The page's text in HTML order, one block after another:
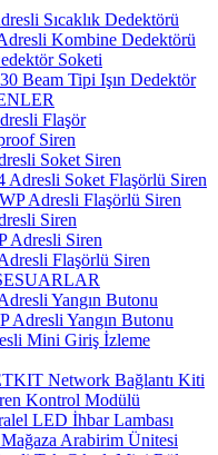
Sıcaklık Dedektörü
Kombine Dedektörü
Soketi
Beam Tipi Işın Dedektör
Flaşör
Siren
Soket Siren
Soket Flaşörlü Siren
Adresli Flaşörlü Siren
Siren
Adresli Siren
Flaşörlü Siren
Yangın Butonu
Adresli Yangın Butonu
Mini Giriş İzleme
Network Bağlantı Kiti
Kontrol Modülü
LED İhbar Lambası
Arabirim Ünitesi